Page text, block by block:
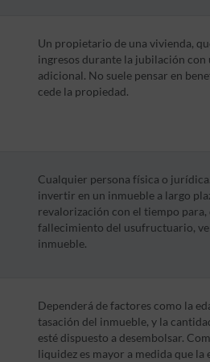
Un propietario de una vivienda,
ingresos durante la jubilación con
adicional. No suele pensar en
cede la propiedad.
Cualquier persona física o
invertir en un inmueble a largo
revalorización con el tiempo para,
fallecimiento del usufructuario,
inmueble.
Dependerá de factores como la
tasación del inmueble, y la
esté dispuesto a desembolsar.
liquidez es mayor a medida que la